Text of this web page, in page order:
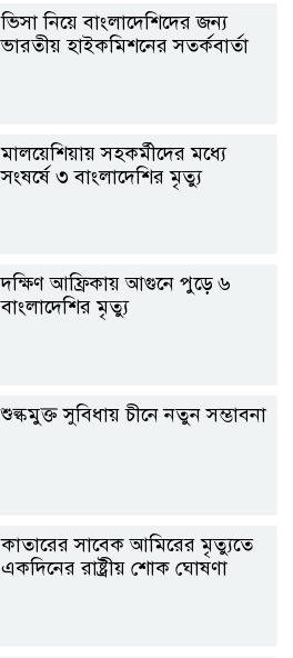
ভিসা নিয়ে বাংলাদেশিদের জন্য
ভারতীয় হাইকমিশনের সতর্কবার্তা
মালয়েশিয়ায় সহকর্মীদের মধ্যে
সংষর্ষে ৩ বাংলাদেশির মৃত্যু
দক্ষিণ আফ্রিকায় আগুনে পুড়ে ৬
বাংলাদেশির মৃত্যু
শুল্কমুক্ত সুবিধায় চীনে নতুন সম্ভাবনা
কাতারের সাবেক আমিরের মৃত্যুতে
একদিনের রাষ্ট্রীয় শোক ঘোষণা